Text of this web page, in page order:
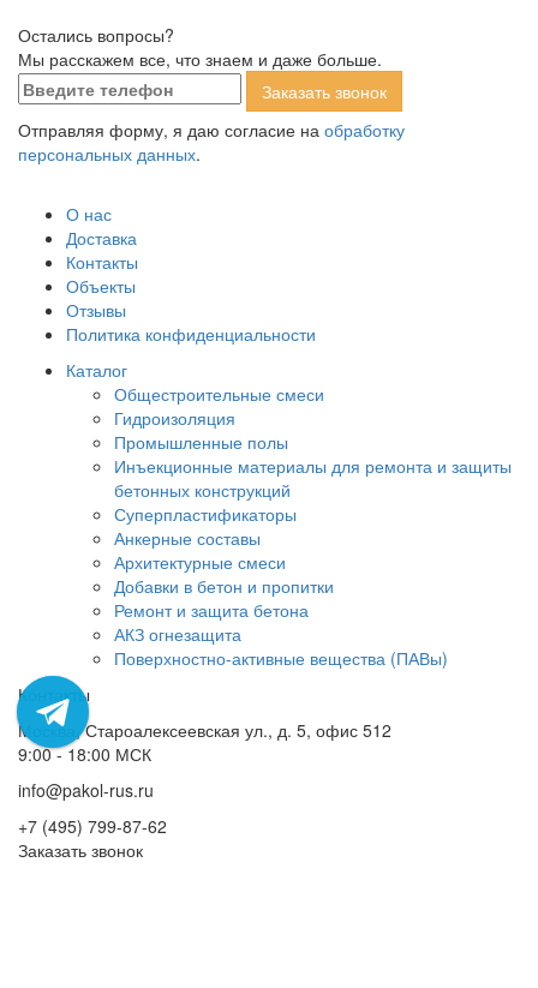
Остались вопросы?
Мы расскажем все, что знаем и даже больше.
Отправляя форму, я даю согласие на обработку
персональных данных.
О нас
Доставка
Контакты
Объекты
Отзывы
Политика конфиденциальности
Каталог
Общестроительные смеси
Гидроизоляция
Промышленные полы
Инъекционные материалы для ремонта и защиты
бетонных конструкций
Суперпластификаторы
Анкерные составы
Архитектурные смеси
Добавки в бетон и пропитки
Ремонт и защита бетона
АКЗ огнезащита
Поверхностно-активные вещества (ПАВы)
Контакты
Москва, Староалексеевская ул., д. 5, офис 512
9:00 - 18:00 МСК
info@pakol-rus.ru
+7 (495) 799-87-62
Заказать звонок